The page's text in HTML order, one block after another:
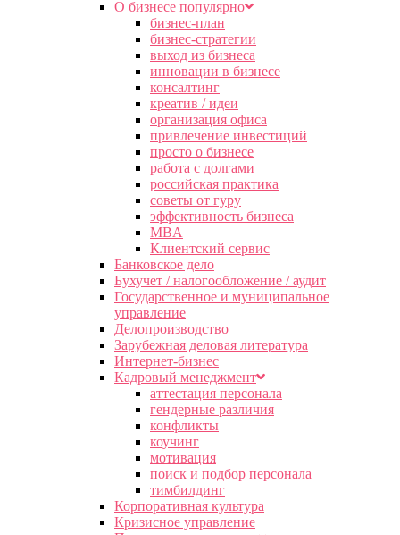
О бизнесе популярно
бизнес-план
бизнес-стратегии
выход из бизнеса
инновации в бизнесе
консалтинг
креатив / идеи
организация офиса
привлечение инвестиций
просто о бизнесе
работа с долгами
российская практика
советы от гуру
эффективность бизнеса
MBA
Клиентский сервис
Банковское дело
Бухучет / налогообложение / аудит
Государственное и муниципальное
управление
Делопроизводство
Зарубежная деловая литература
Интернет-бизнес
Кадровый менеджмент
аттестация персонала
гендерные различия
конфликты
коучинг
мотивация
поиск и подбор персонала
тимбилдинг
Корпоративная культура
Кризисное управление